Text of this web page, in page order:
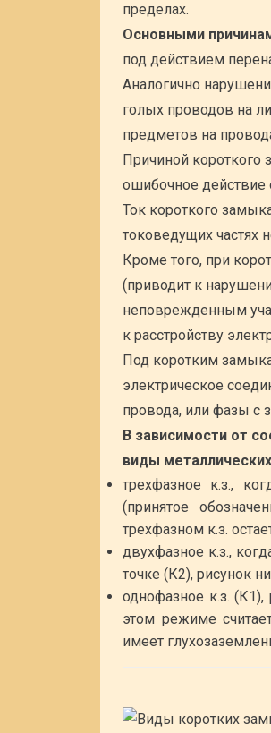
пределах.
Основными
под действием
Аналогично
голых проводов на
предметов на
Причиной короткого
ошибочное
Ток короткого
токоведущих частях
Кроме того, при
(приводит к
неповрежденным
к расстройству
Под коротким
электрическое
провода, или фазы с
В зависимости от
виды
трехфазное к.з.,
(принятое
трехфазном к.з.
двухфазное к.з.,
точке (К2), рисунок
однофазное к.з.
этом режиме
имеет